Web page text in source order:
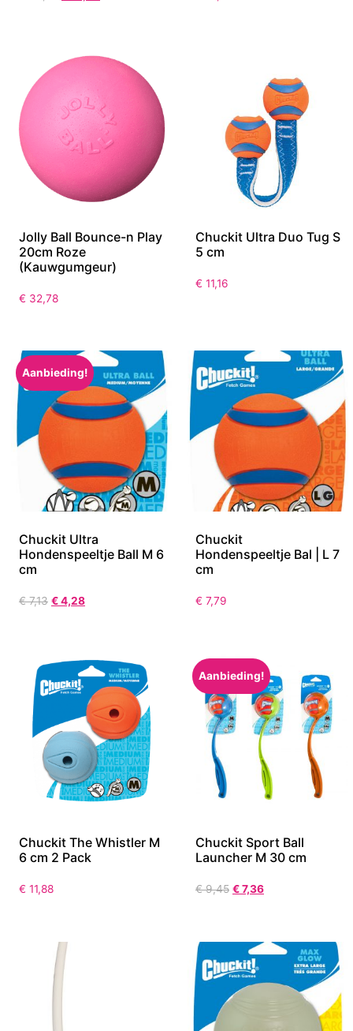
Jolly Ball Bounce-n Play
20cm Roze
(Kauwgumgeur)
€ 32,78
Chuckit Ultra Duo Tug S
5 cm
€ 11,16
Aanbieding!
Chuckit Ultra
Hondenspeeltje Ball M 6
cm
€7,13 €4,28
Chuckit
Hondenspeeltje Bal | L 7
cm
€ 7,79
Chuckit The Whistler M
6 cm 2 Pack
€ 11,88
Aanbieding!
Chuckit Sport Ball
Launcher M 30 cm
€9,45 €7,36